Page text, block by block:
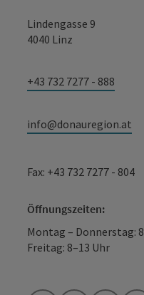
Lindengasse 9
4040 Linz
+43 732 7277 - 888
info@donauregion.at
Fax: +43 732 7277 - 804
Öffnungszeiten:
Montag – Donnerstag:
Freitag: 8–13 Uhr